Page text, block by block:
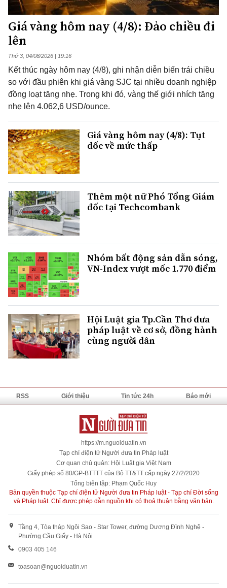
Giá vàng hôm nay (4/8): Đảo chiều đi
lên
Thứ 3, 04/08/2026 | 19:16
Kết thúc ngày hôm nay (4/8), ghi nhận diễn biến trái chiều
so với đầu phiên khi giá vàng SJC tại nhiều doanh nghiệp
đồng loạt tăng nhẹ. Trong khi đó, vàng thế giới nhích tăng
nhẹ lên 4.062,6 USD/ounce.
Giá vàng hôm nay (4/8): Tụt
dốc về mức thấp
Thêm một nữ Phó Tổng Giám
đốc tại Techcombank
Nhóm bất động sản dẫn sóng,
VN-Index vượt mốc 1.770 điểm
Hội Luật gia Tp.Cần Thơ đưa
pháp luật về cơ sở, đồng hành
cùng người dân
RSS Giới thiệu Tin tức 24h Báo mới
https://m.nguoiduatin.vn
Tạp chí điện tử Người đưa tin Pháp luật
Cơ quan chủ quản: Hội Luật gia Việt Nam
Giấy phép số 80/GP-BTTTT của Bộ TT&TT cấp ngày 27/2/2020
Tổng biên tập: Phạm Quốc Huy
Bản quyền thuộc Tạp chí điện tử Người đưa tin Pháp luật - Tạp chí Đời sống
và Pháp luật. Chỉ được phép dẫn nguồn khi có thoả thuận bằng văn bản.
Tầng 4, Tòa tháp Ngôi Sao - Star Tower, đường Dương Đình Nghệ -
Phường Cầu Giấy - Hà Nội
0903 405 146
toasoan@nguoiduatin.vn